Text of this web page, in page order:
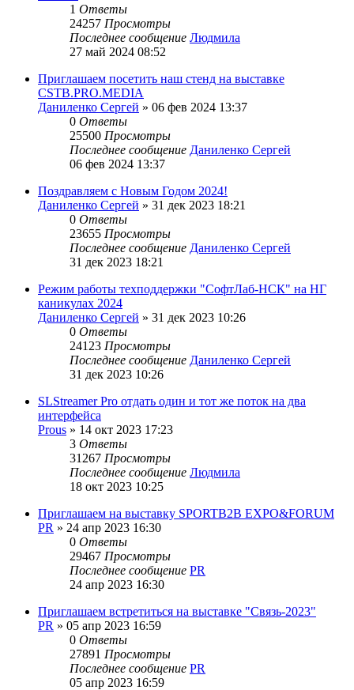
1 Ответы
24257 Просмотры
Последнее сообщение Людмила
27 май 2024 08:52
Приглашаем посетить наш стенд на выставке
CSTB.PRO.MEDIA
Даниленко Сергей » 06 фев 2024 13:37
0 Ответы
25500 Просмотры
Последнее сообщение Даниленко Сергей
06 фев 2024 13:37
Поздравляем с Новым Годом 2024!
Даниленко Сергей » 31 дек 2023 18:21
0 Ответы
23655 Просмотры
Последнее сообщение Даниленко Сергей
31 дек 2023 18:21
Режим работы техподдержки "СофтЛаб-НСК" на НГ
каникулах 2024
Даниленко Сергей » 31 дек 2023 10:26
0 Ответы
24123 Просмотры
Последнее сообщение Даниленко Сергей
31 дек 2023 10:26
SLStreamer Pro отдать один и тот же поток на два
интерфейса
Prous » 14 окт 2023 17:23
3 Ответы
31267 Просмотры
Последнее сообщение Людмила
18 окт 2023 10:25
Приглашаем на выставку SPORTB2B EXPO&FORUM
PR » 24 апр 2023 16:30
0 Ответы
29467 Просмотры
Последнее сообщение PR
24 апр 2023 16:30
Приглашаем встретиться на выставке "Связь-2023"
PR » 05 апр 2023 16:59
0 Ответы
27891 Просмотры
Последнее сообщение PR
05 апр 2023 16:59